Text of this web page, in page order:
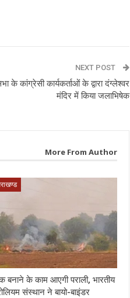
NEXT POST
के कांग्रेसी कार्यकर्ताओं के द्वारा दंग्लेश्वर
मंदिर में किया जलाभिषेक
More From Author
बनाने के काम आएगी पराली, भारतीय
संस्थान ने बायो-बाइंडर